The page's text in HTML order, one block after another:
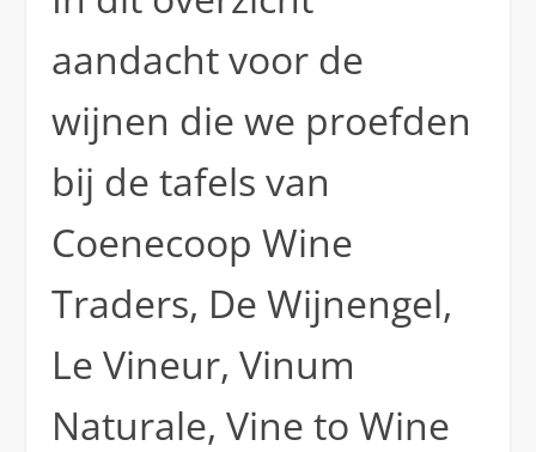
aandacht voor de
wijnen die we proefden
bij de tafels van
Coenecoop Wine
Traders, De Wijnengel,
Le Vineur, Vinum
Naturale, Vine to Wine